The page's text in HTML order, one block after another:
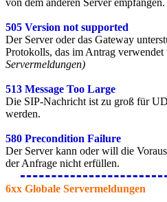
505 Version not supported
Der Server oder das Gateway
Protokolls, das im Antrag
Servermeldungen)
513 Message Too Large
Die SIP-Nachricht ist zu groß für
werden.
580 Precondition Failure
Der Server kann oder will die
der Anfrage nicht erfüllen.
6xx Globale Servermeldungen